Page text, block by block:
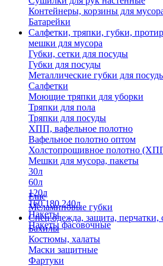
Контейнеры, корзины для
Батарейки
Салфетки, тряпки, губки,
мешки для мусора
Губки, сетки для посуды
Губки для посуды
Металлические губки для
Салфетки
Моющие тряпки для уборки
Тряпки для пола
Тряпки для посуды
ХПП, вафельное полотно
Вафельное полотно оптом
Холстопрошивное полотно
Мешки для мусора, пакеты
30л
60л
120л
160,180,240л
Пакеты
Пакеты фасовочные
Еще
Меламиновые губки
Спец.одежда, защита, перчатки,
Бахилы
Костюмы, халаты
Маски защитные
Фартуки